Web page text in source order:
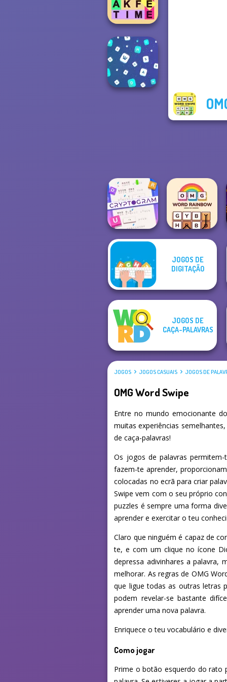
Universe 2
Fillwords: Find
All the Words
Cryptogram:
Word Brain
Puzzle
OMG Word
Rainbow
JOGOS DE
DIGITAÇÃO
JOGOS DE
CAÇA-PALAVRAS
JOGOS JOGOS CASUAIS JOGOS DE
OMG Word Swipe
Entre no mundo emocionante
muitas experiências
de caça-palavras!
Os jogos de palavras
fazem-te aprender,
colocadas no ecrã para criar
Swipe vem com o seu próprio
puzzles é sempre uma forma
aprender e exercitar o teu
Claro que ninguém é capaz de
te, e com um clique no ícone
depressa adivinhares a palavra,
melhorar. As regras de OMG
que ligue todas as outras letras
podem revelar-se bastante
aprender uma nova palavra.
Enriquece o teu vocabulário e
Como jogar
Prime o botão esquerdo do rato